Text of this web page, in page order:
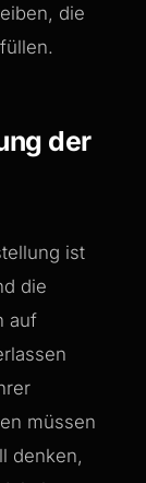
die
der
ist
die
auf
müssen
denken,